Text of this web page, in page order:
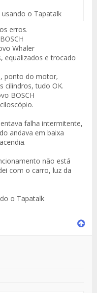
usando o Tapatalk
erros.
Whaler
equalizados e trocado
ponto do motor,
cilindros, tudo OK.
BOSCH
falha intermitente,
andava em baixa
não está
com o carro, luz da
o Tapatalk